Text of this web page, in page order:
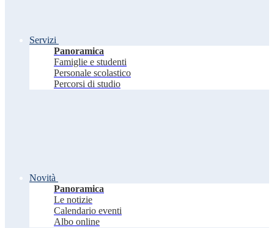
Servizi
Panoramica
Famiglie e studenti
Personale scolastico
Percorsi di studio
Novità
Panoramica
Le notizie
Calendario eventi
Albo online